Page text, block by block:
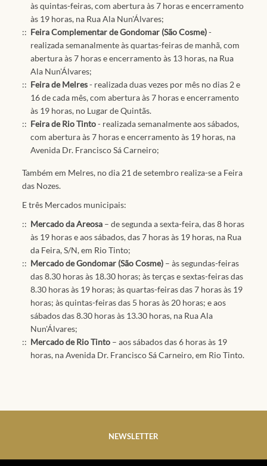
às quintas-feiras, com abertura às 7 horas e encerramento
às 19 horas, na Rua Ala Nun'Álvares;
Feira Complementar de Gondomar (São Cosme)-
realizada semanalmente às quartas-feiras de manhã, com
abertura às 7 horas e encerramento às 13 horas, na Rua
Ala Nun'Álvares;
Feira de Melres- realizada duas vezes por mês no dias 2 e
16 de cada mês, com abertura às 7 horas e encerramento
às 19 horas, no Lugar de Quintãs.
Feira de Rio Tinto- realizada semanalmente aos sábados,
com abertura às 7 horas e encerramento às 19 horas, na
Avenida Dr. Francisco Sá Carneiro;
Também em Melres, no dia 21 de setembro realiza-se a Feira
das Nozes.
E três Mercados municipais:
Mercado da Areosa – de segunda a sexta-feira, das 8 horas
às 19 horas e aos sábados, das 7 horas às 19 horas, na Rua
da Feira, S/N, em Rio Tinto;
Mercado de Gondomar (São Cosme) – às segundas-feiras
das 8.30 horas às 18.30 horas; às terças e sextas-feiras das
8.30 horas às 19 horas; às quartas-feiras das 7 horas às 19
horas; às quintas-feiras das 5 horas às 20 horas; e aos
sábados das 8.30 horas às 13.30 horas, na Rua Ala
Nun'Álvares;
Mercado de Rio Tinto – aos sábados das 6 horas às 19
horas, na Avenida Dr. Francisco Sá Carneiro, em Rio Tinto.
NEWSLETTER